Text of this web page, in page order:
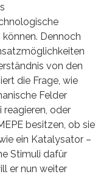
Dennoch
von den
die Frage, wie
Felder
reagieren, oder
besitzen, ob sie
ein Katalysator –
Stimuli dafür
er nun weiter